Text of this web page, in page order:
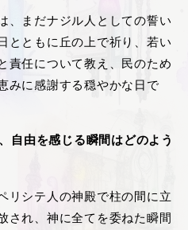
、まだナジル人としての誓い
とともに丘の上で祈り、若い
責任について教え、民のため
みに感謝する穏やかな日で
自由を感じる瞬間はどのよう
リシテ人の神殿で柱の間に立
され、神に全てを委ねた瞬間